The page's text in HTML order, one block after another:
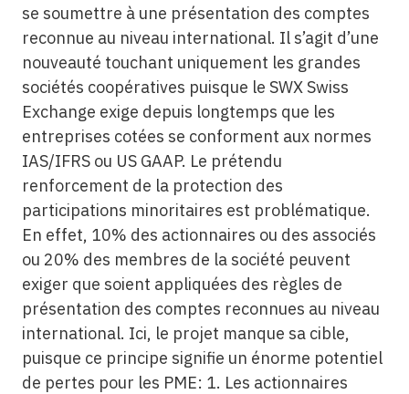
se soumettre à une présentation des comptes
reconnue au niveau international. Il s’agit d’une
nouveauté touchant uniquement les grandes
sociétés coopératives puisque le SWX Swiss
Exchange exige depuis longtemps que les
entreprises cotées se conforment aux normes
IAS/IFRS ou US GAAP. Le prétendu
renforcement de la protection des
participations minoritaires est problématique.
En effet, 10% des actionnaires ou des associés
ou 20% des membres de la société peuvent
exiger que soient appliquées des règles de
présentation des comptes reconnues au niveau
international. Ici, le projet manque sa cible,
puisque ce principe signifie un énorme potentiel
de pertes pour les PME: 1. Les actionnaires